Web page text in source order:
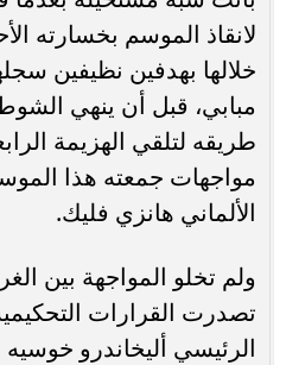
خلالها بهدفين نظيفين
طريقه لتلقي الهزيمة
مواجهات جمعته هذا
الألماني هانزي فليك.
ولم تخلو المواجهة بين
تصدرت القرارات
الرئيسي أليخاندرو